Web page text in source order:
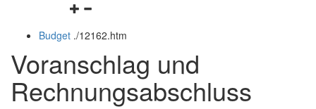
Navigationsmenü
und
Budget ./12162.htm
Voranschlag und
Rechnungsabschluss